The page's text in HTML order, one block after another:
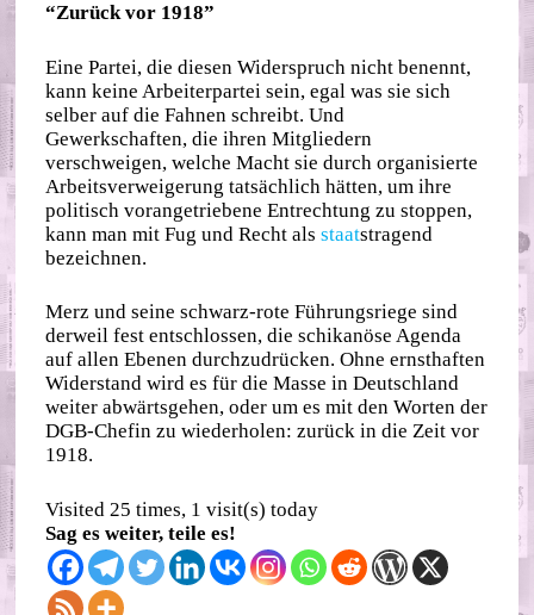
“Zurück vor 1918”
Eine Partei, die diesen Widerspruch nicht benennt,
kann keine Arbeiterpartei sein, egal was sie sich
selber auf die Fahnen schreibt. Und
Gewerkschaften, die ihren Mitgliedern
verschweigen, welche Macht sie durch organisierte
Arbeitsverweigerung tatsächlich hätten, um ihre
politisch vorangetriebene Entrechtung zu stoppen,
kann man mit Fug und Recht alsstaatstragend
bezeichnen.
Merz und seine schwarz-rote Führungsriege sind
derweil fest entschlossen, die schikanöse Agenda
auf allen Ebenen durchzudrücken. Ohne ernsthaften
Widerstand wird es für die Masse in Deutschland
weiter abwärtsgehen, oder um es mit den Worten der
DGB-Chefin zu wiederholen: zurück in die Zeit vor
1918.
Visited 25 times, 1 visit(s) today
Sag es weiter, teile es!